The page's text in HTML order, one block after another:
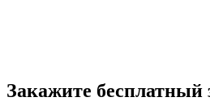
Закажите бесплатный